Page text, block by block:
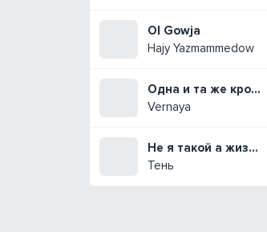
Ol Gowja
Hajy Yazmammedow
Одна и та же кровь
Vernaya
Не я такой а жизнь такая
Тень